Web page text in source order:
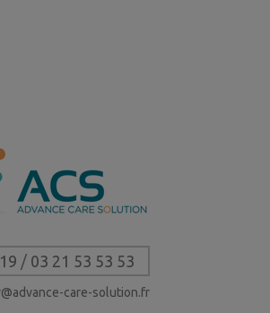
/ 03 21 53 53 53
care-solution.fr